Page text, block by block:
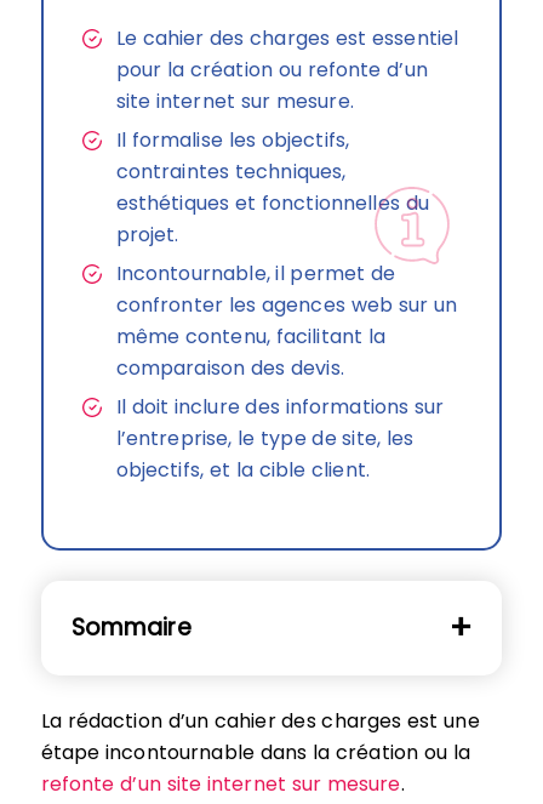
Le cahier des charges est essentiel
pour la création ou refonte d’un
site internet sur mesure.
Il formalise les objectifs,
contraintes techniques,
esthétiques et fonctionnelles du
projet.
Incontournable, il permet de
confronter les agences web sur un
même contenu, facilitant la
comparaison des devis.
Il doit inclure des informations sur
l’entreprise, le type de site, les
objectifs, et la cible client.
Sommaire
La rédaction d’un cahier des charges est une
étape incontournable dans la création ou la
refonte d’un site internet sur mesure.